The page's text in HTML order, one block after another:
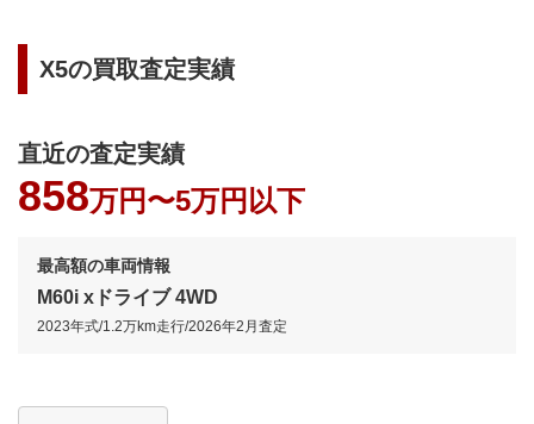
X5の買取査定実績
直近の査定実績
858万円〜5万円以下
最高額の車両情報
M60i xドライブ 4WD
2023年式/1.2万km走行/2026年2月査定